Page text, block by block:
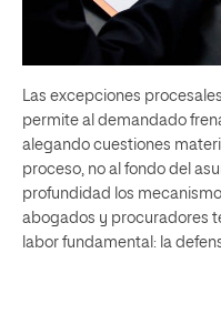
Las excepciones
permite al demandado
alegando cuestiones
proceso, no al fondo del
profundidad los
abogados y procuradores
labor fundamental: la